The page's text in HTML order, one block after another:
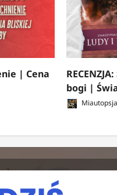
| Cena
bogi |
Miautopsja